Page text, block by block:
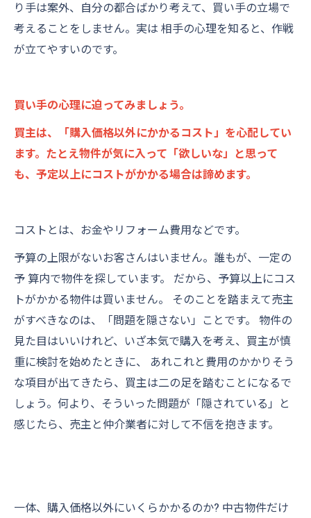
り手は案外、自分の都合ばかり考えて、買い手の立場で
考えることをしません。実は 相手の心理を知ると、作戦
が立てやすいのです。
買い手の心理に迫ってみましょう。
買主は、「購入価格以外にかかるコスト」を心配してい
ます。たとえ物件が気に入って「欲しいな」と思って
も、予定以上にコストがかかる場合は諦めます。
コストとは、お金やリフォーム費用などです。
予算の上限がないお客さんはいません。誰もが、一定の
予 算内で物件を探しています。 だから、予算以上にコス
トがかかる物件は買いません。 そのことを踏まえて売主
がすべきなのは、「問題を隠さない」ことです。 物件の
見た目はいいけれど、いざ本気で購入を考え、買主が慎
重に検討を始めたときに、 あれこれと費用のかかりそう
な項目が出てきたら、買主は二の足を踏むことになるで
しょう。何より、そういった問題が「隠されている」と
感じたら、売主と仲介業者に対して不信を抱きます。
一体、購入価格以外にいくらかかるのか? 中古物件だけ